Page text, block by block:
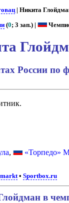
| Никита
(0; 3 зап.) |
России по
, «Торпедо»
•Sportbox.ru
в